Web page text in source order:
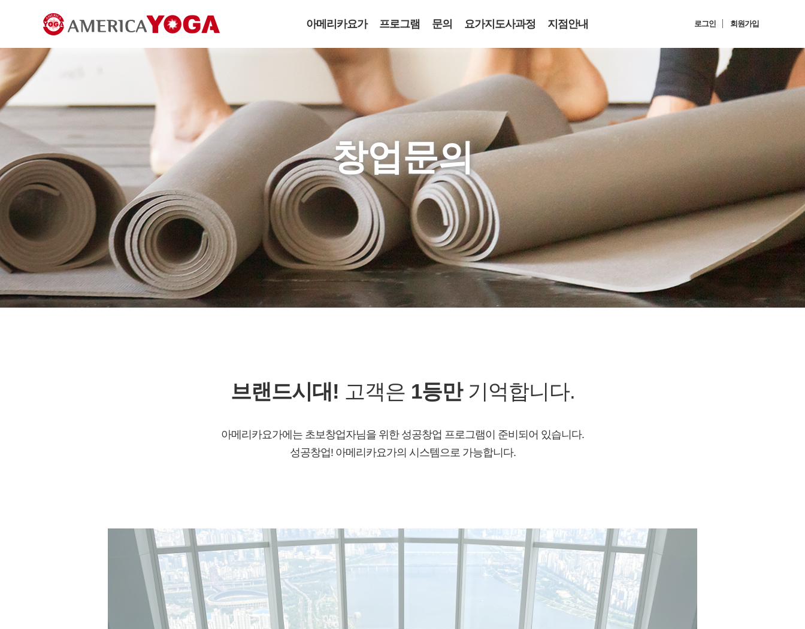
아메리카요가 프로그램 문의 요가지도사과정 지점안내 로그인 회원가입
창업문의
브랜드시대! 고객은 1등만기억합니다.
아메리카요가에는 초보창업자님을 위한 성공창업 프로그램이 준비되어 있습니다.
성공창업! 아메리카요가의 시스템으로 가능합니다.